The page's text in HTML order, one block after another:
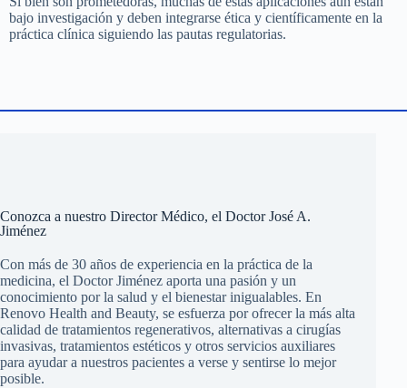
bajo investigación y deben integrarse ética y científicamente en la
práctica clínica siguiendo las pautas regulatorias.
Conozca a nuestro Director Médico, el Doctor José A.
Jiménez
Con más de 30 años de experiencia en la práctica de la
medicina, el Doctor Jiménez aporta una pasión y un
conocimiento por la salud y el bienestar inigualables. En
Renovo Health and Beauty, se esfuerza por ofrecer la más alta
calidad de tratamientos regenerativos, alternativas a cirugías
invasivas, tratamientos estéticos y otros servicios auxiliares
para ayudar a nuestros pacientes a verse y sentirse lo mejor
posible.